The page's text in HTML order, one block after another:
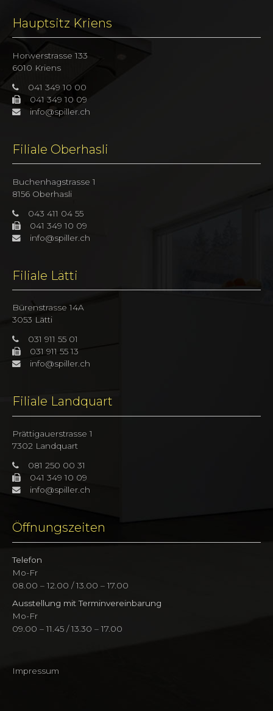
Hauptsitz Kriens
Horwerstrasse 133
6010 Kriens
041 349 10 00
041 349 10 09
info@spiller.ch
Filiale Oberhasli
Buchenhagstrasse 1
8156 Oberhasli
043 411 04 55
041 349 10 09
info@spiller.ch
Filiale Lätti
Bürenstrasse 14A
3053 Lätti
031 911 55 01
031 911 55 13
info@spiller.ch
Filiale Landquart
Prättigauerstrasse 1
7302 Landquart
081 250 00 31
041 349 10 09
info@spiller.ch
Öffnungszeiten
Telefon
Mo-Fr
08.00 – 12.00 / 13.00 – 17.00
Ausstellung mit Terminvereinbarung
Mo-Fr
09.00 – 11.45 / 13.30 – 17.00
Impressum